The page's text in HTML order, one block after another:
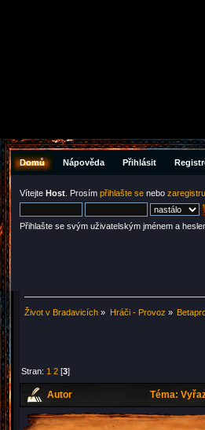
Domů Nápověda Přihlásit
Vítejte Host . Prosím přihlašte se nebo
Přihlašte se svým uživatelským jménem a
Život v Bradavicích » Hráči - Provoz »
Stran: 1 2 [3]
Autor Téma: